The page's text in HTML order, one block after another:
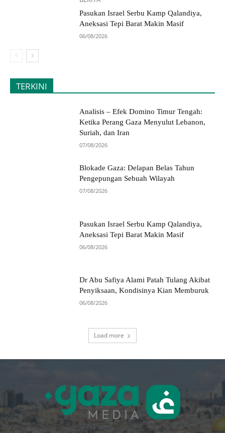
Pasukan Israel Serbu Kamp Qalandiya,
Aneksasi Tepi Barat Makin Masif
06/08/2026
TERKINI
Analisis – Efek Domino Timur Tengah:
Ketika Perang Gaza Menyulut Lebanon,
Suriah, dan Iran
07/08/2026
Blokade Gaza: Delapan Belas Tahun
Pengepungan Sebuah Wilayah
07/08/2026
Pasukan Israel Serbu Kamp Qalandiya,
Aneksasi Tepi Barat Makin Masif
06/08/2026
Dr Abu Safiya Alami Patah Tulang Akibat
Penyiksaan, Kondisinya Kian Memburuk
06/08/2026
Load more